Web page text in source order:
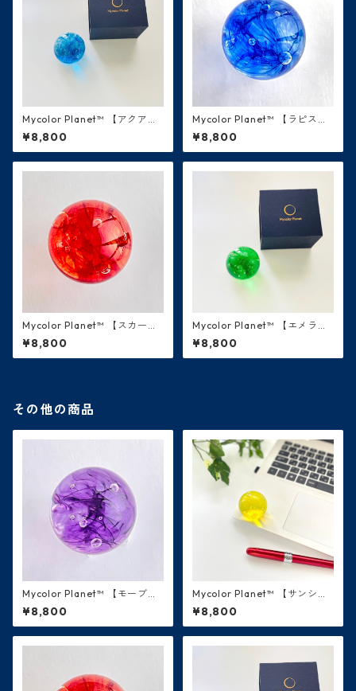
Mycolor Planet™ 【アクア・
青】 水星
¥8,800
Mycolor Planet™ 【ラピスラ
ズリ・瑠璃色】地球
¥8,800
Mycolor Planet™ 【スカーレ
ット・赤】火星
¥8,800
Mycolor Planet™ 【エメラル
ド・緑】木星
¥8,800
その他の商品
Mycolor Planet™ 【モーブ・
紫】天王星
¥8,800
Mycolor Planet™ 【サンシャ
イン・黄色】太陽
¥8,800